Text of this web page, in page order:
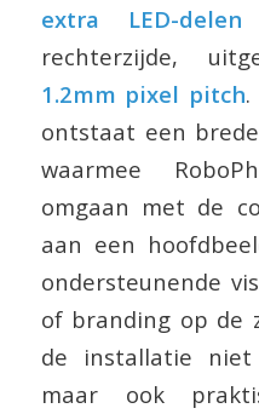
extra LED-delen
rechterzijde,
1.2mm pixel pitch.
ontstaat een
waarmee
omgaan met de
aan een
ondersteunende
of branding op de
de installatie niet
maar ook